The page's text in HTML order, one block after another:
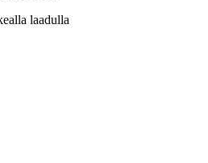
laadulla